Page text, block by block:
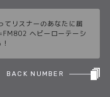
てリスナーのあなたに届
ヘビーローテーシ
BACK NUMBER